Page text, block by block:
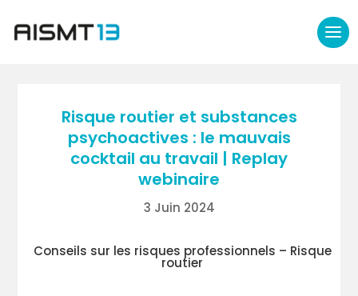
Risque routier et substances
psychoactives : le mauvais
cocktail au travail | Replay
webinaire
3 Juin 2024
Conseils sur les risques professionnels – Risque
routier